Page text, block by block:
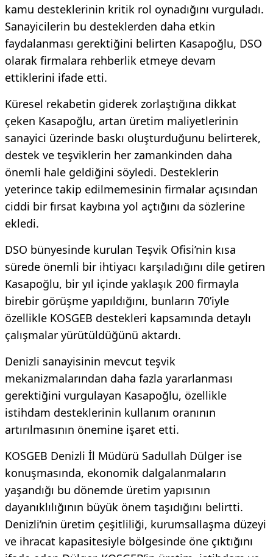
kamu desteklerinin kritik rol oynadığını vurguladı.
Sanayicilerin bu desteklerden daha etkin
faydalanması gerektiğini belirten Kasapoğlu, DSO
olarak firmalara rehberlik etmeye devam
ettiklerini ifade etti.
Küresel rekabetin giderek zorlaştığına dikkat
çeken Kasapoğlu, artan üretim maliyetlerinin
sanayici üzerinde baskı oluşturduğunu belirterek,
destek ve teşviklerin her zamankinden daha
önemli hale geldiğini söyledi. Desteklerin
yeterince takip edilmemesinin firmalar açısından
ciddi bir fırsat kaybına yol açtığını da sözlerine
ekledi.
DSO bünyesinde kurulan Teşvik Ofisi’nin kısa
sürede önemli bir ihtiyacı karşıladığını dile getiren
Kasapoğlu, bir yıl içinde yaklaşık 200 firmayla
birebir görüşme yapıldığını, bunların 70’iyle
özellikle KOSGEB destekleri kapsamında detaylı
çalışmalar yürütüldüğünü aktardı.
Denizli sanayisinin mevcut teşvik
mekanizmalarından daha fazla yararlanması
gerektiğini vurgulayan Kasapoğlu, özellikle
istihdam desteklerinin kullanım oranının
artırılmasının önemine işaret etti.
KOSGEB Denizli İl Müdürü Sadullah Dülger ise
konuşmasında, ekonomik dalgalanmaların
yaşandığı bu dönemde üretim yapısının
dayanıklılığının büyük önem taşıdığını belirtti.
Denizli’nin üretim çeşitliliği, kurumsallaşma düzeyi
ve ihracat kapasitesiyle bölgesinde öne çıktığını